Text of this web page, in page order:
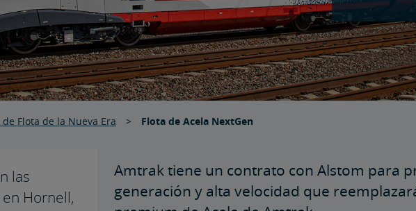
de Flota de la Nueva Era Flota de Acela NextGen
las
Hornell,
Amtrak tiene un contrato con Alstom para
generación y alta velocidad que